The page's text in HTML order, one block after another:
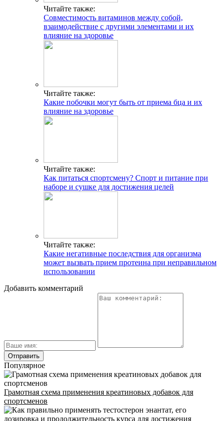
Читайте также:
Совместимость витаминов между собой,
взаимодействие с другими элементами и их
влияние на здоровье
Читайте также:
Какие побочки могут быть от приема бца и их
влияние на здоровье
Читайте также:
Как питаться спортсмену? Спорт и питание при
наборе и сушке для достижения целей
Читайте также:
Какие негативные последствия для организма
может вызвать прием протеина при неправильном
использовании
Добавить комментарий
Популярное
Грамотная схема применения креатиновых добавок для
спортсменов
ТРЕНИРОВКИ И КАК
СВЯЗАТЬСЯ C НАМИ
Г. МОСКВА, М. КРЫЛАТСКОЕ,
УЛ. КРЫЛАТСКАЯ
INFO@CG-SPORT.RU